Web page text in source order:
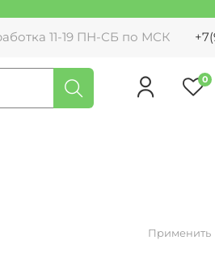
11-19 ПН-СБ по МСК
0
Применить